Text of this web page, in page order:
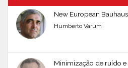
New European
Humberto Varum
Minimização de ruído e